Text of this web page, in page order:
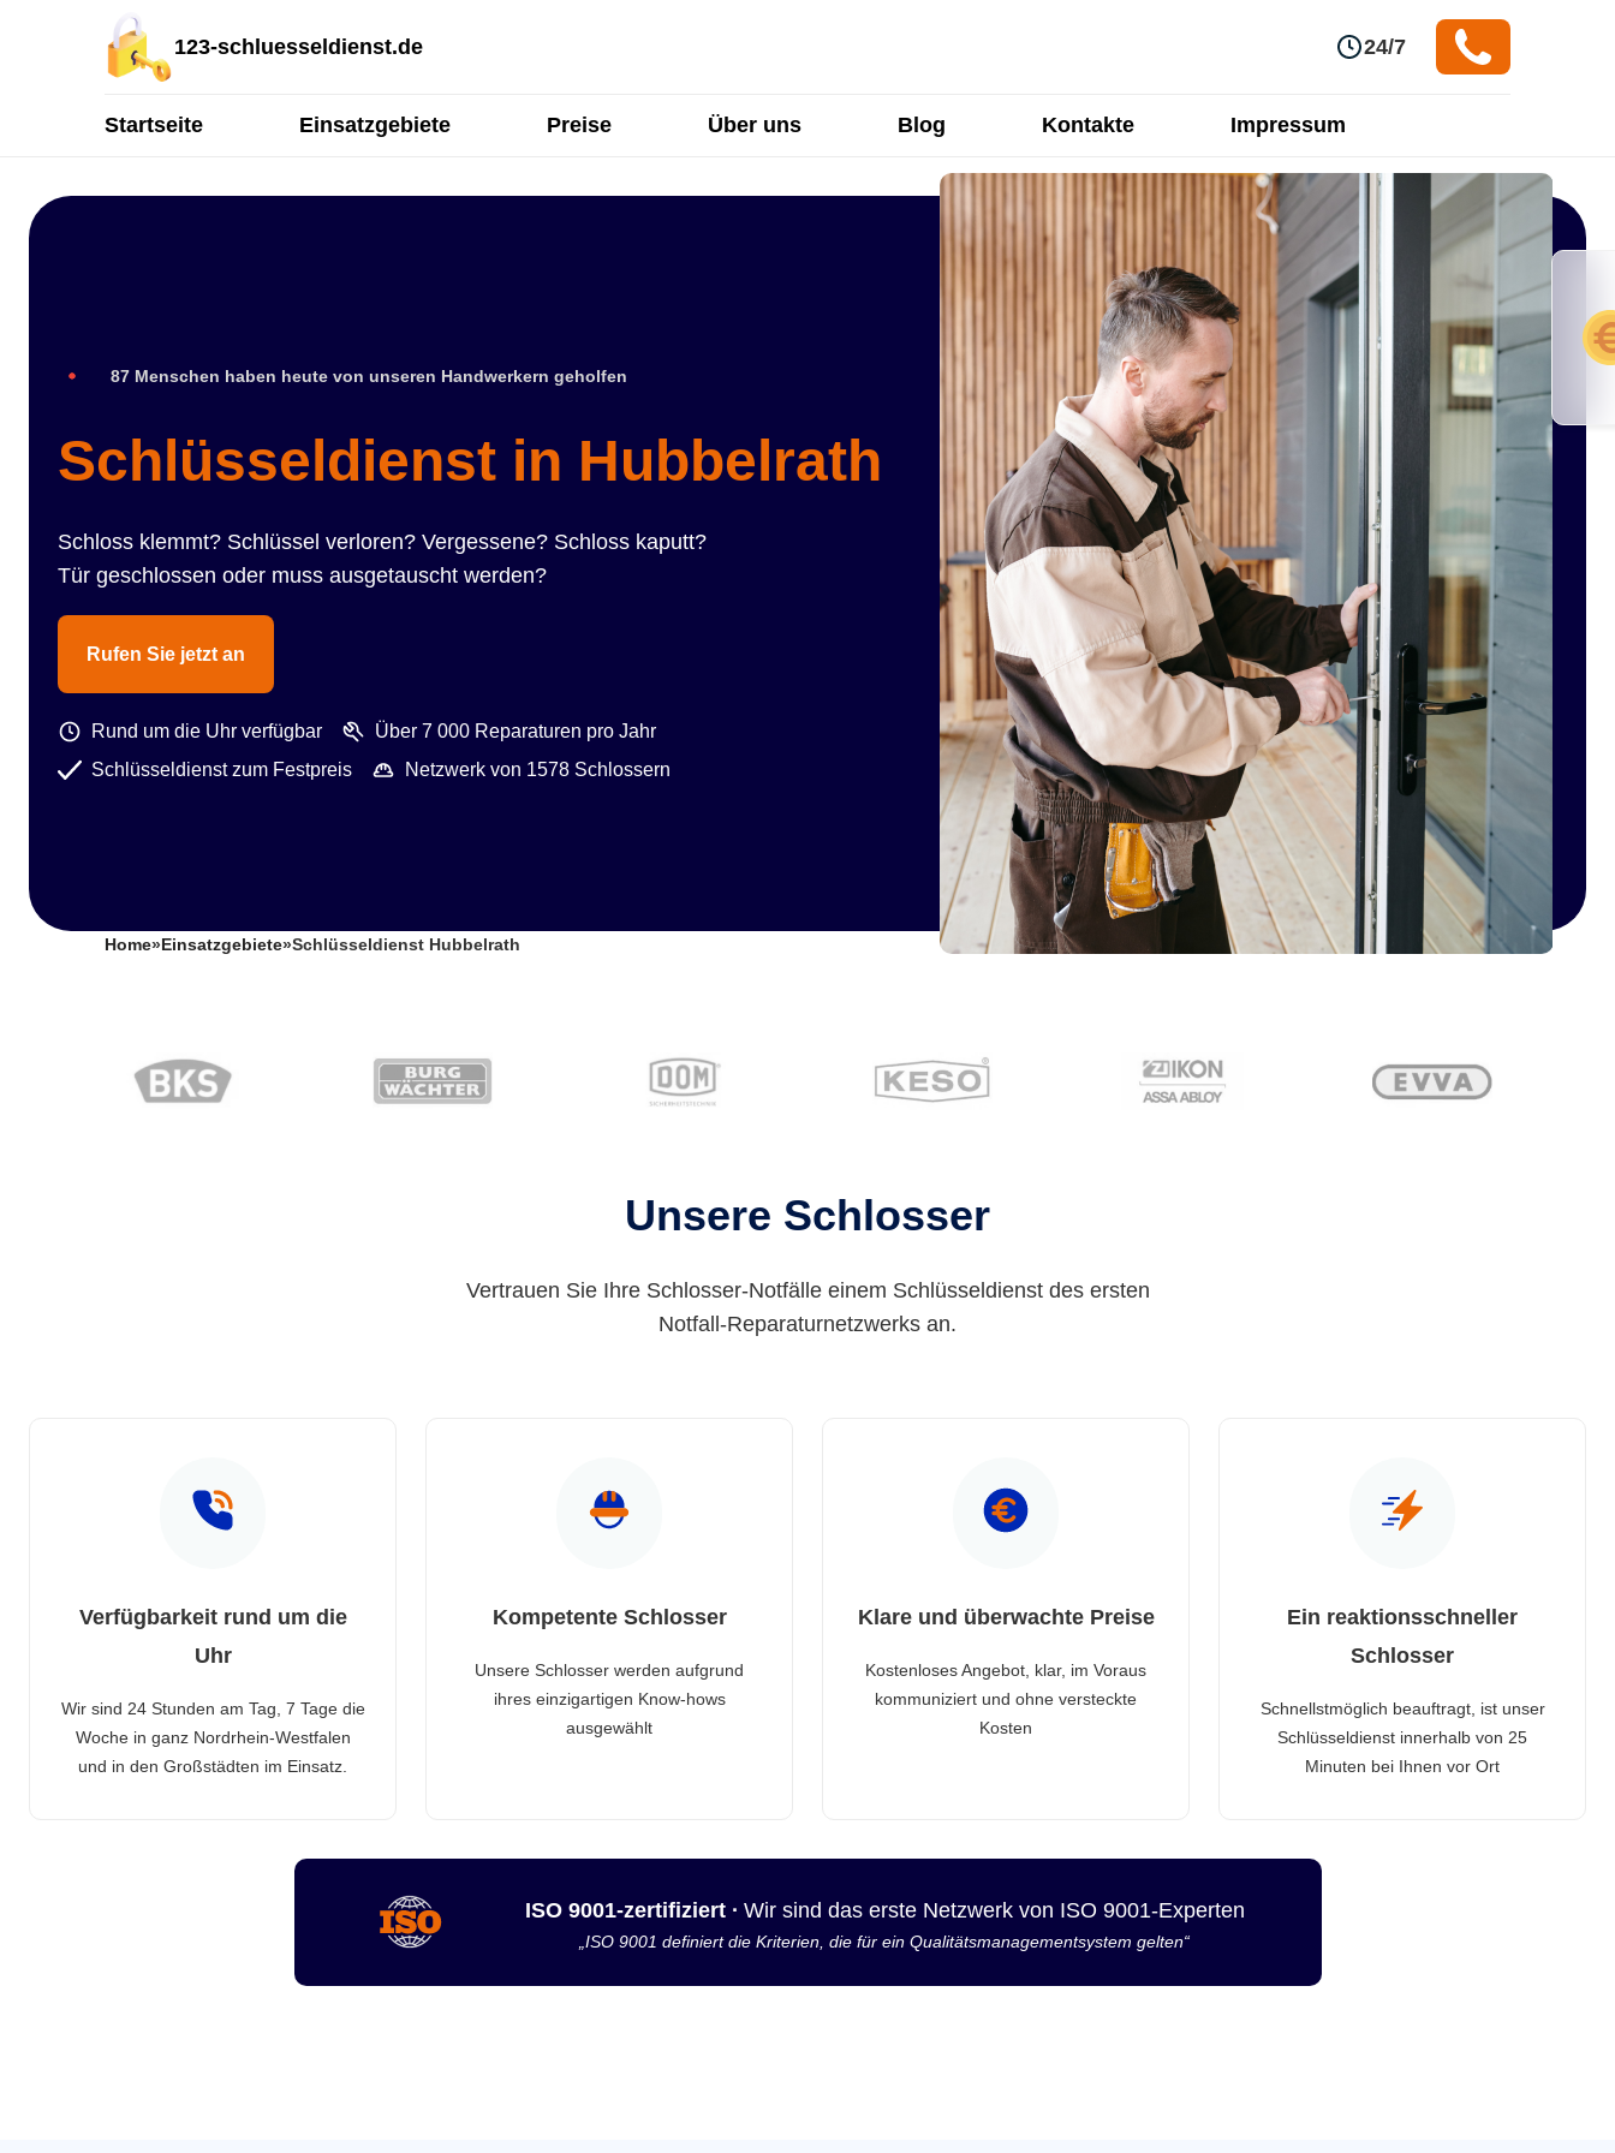
123-schluesseldienst.de 24/7
Startseite Einsatzgebiete Preise Über uns Blog Kontakte Impressum
87 Menschen haben heute von unseren Handwerkern geholfen
Schlüsseldienst in Hubbelrath
Schloss klemmt? Schlüssel verloren? Vergessene? Schloss kaputt?
Tür geschlossen oder muss ausgetauscht werden?
Rufen Sie jetzt an
Rund um die Uhr verfügbar
Über 7 000 Reparaturen pro Jahr
Schlüsseldienst zum Festpreis
Netzwerk von 1578 Schlossern
Home» Einsatzgebiete»Schlüsseldienst Hubbelrath
Unsere Schlosser
Vertrauen Sie Ihre Schlosser-Notfälle einem Schlüsseldienst des ersten
Notfall-Reparaturnetzwerks an.
Verfügbarkeit rund um die
Uhr
Wir sind 24 Stunden am Tag, 7 Tage die
Woche in ganz Nordrhein-Westfalen
und in den Großstädten im Einsatz.
Kompetente Schlosser
Unsere Schlosser werden aufgrund
ihres einzigartigen Know-hows
ausgewählt
Klare und überwachte Preise
Kostenloses Angebot, klar, im Voraus
kommuniziert und ohne versteckte
Kosten
Ein reaktionsschneller
Schlosser
Schnellstmöglich beauftragt, ist unser
Schlüsseldienst innerhalb von 25
Minuten bei Ihnen vor Ort
ISO 9001-zertifiziert · Wir sind das erste Netzwerk von ISO 9001-Experten
„ISO 9001 definiert die Kriterien, die für ein Qualitätsmanagementsystem gelten“